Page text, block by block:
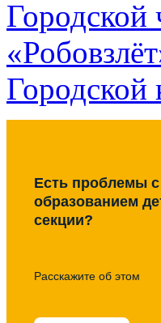
Городской
Есть проблемы
образованием
секции?
Расскажите об этом